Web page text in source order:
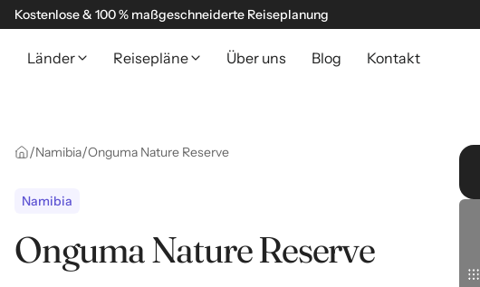
Kostenlose & 100 % maßgeschneiderte Reiseplanung
Länder Reisepläne Über uns Blog Kontakt
/Namibia/Onguma Nature Reserve
Namibia
Onguma Nature Reserve